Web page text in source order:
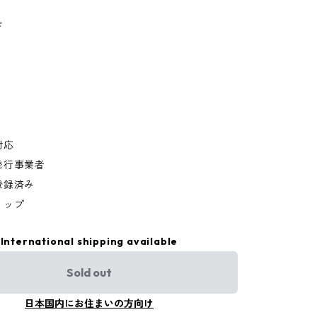
応
事業者
済み
ップ
International shipping available
Sold out
日本国内にお住まいの方向け